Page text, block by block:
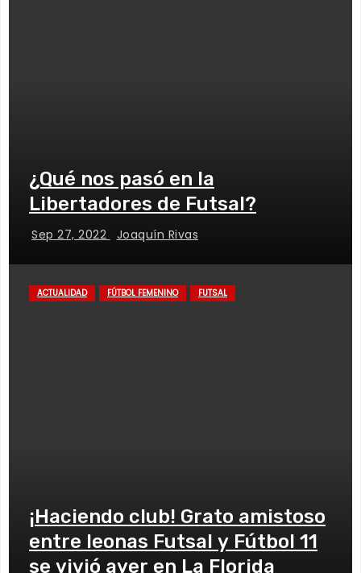
¿Qué nos pasó en la
Libertadores de Futsal?
Sep 27, 2022 Joaquín Rivas
ACTUALIDAD FÚTBOL FEMENINO FUTSAL
¡Haciendo club! Grato amistoso
entre leonas Futsal y Fútbol 11
se vivió ayer en La Florida